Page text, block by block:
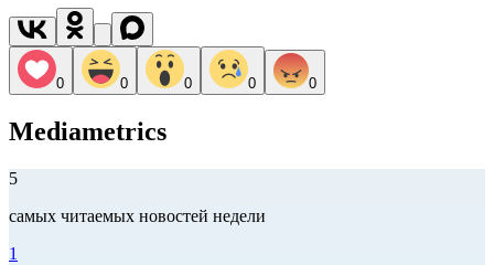
0 0 0 0 0
Mediametrics
5
самых читаемых новостей недели
1